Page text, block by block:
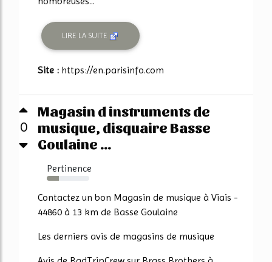
LIRE LA SUITE
Site : https://en.parisinfo.com
0
Magasin d instruments de
musique, disquaire Basse
Goulaine ...
Pertinence
29%
Contactez un bon Magasin de musique à Viais -
44860 à 13 km de Basse Goulaine
Les derniers avis de magasins de musique